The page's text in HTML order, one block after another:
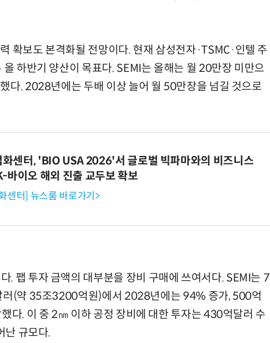
확보도 본격화될 전망이다. 현재 삼성전자·TSMC·인텔 주
하반기 양산이 목표다. SEMI는 올해는 월 20만장 미만으
다. 2028년에는 두배 이상 늘어 월 50만장을 넘길 것으로
화센터, 'BIO USA 2026'서 글로벌 빅파마와의 비즈니스
이오 해외 진출 교두보 확보
센터] 뉴스룸 바로가기>
. 팹 투자 금액의 대부분을 장비 구매에 쓰여서다. SEMI는 7
러(약 35조3200억원)에서 2028년에는 94% 증가, 500억
다. 이 중 2㎚ 이하 공정 장비에 대한 투자는 430억달러 수
난 규모다.